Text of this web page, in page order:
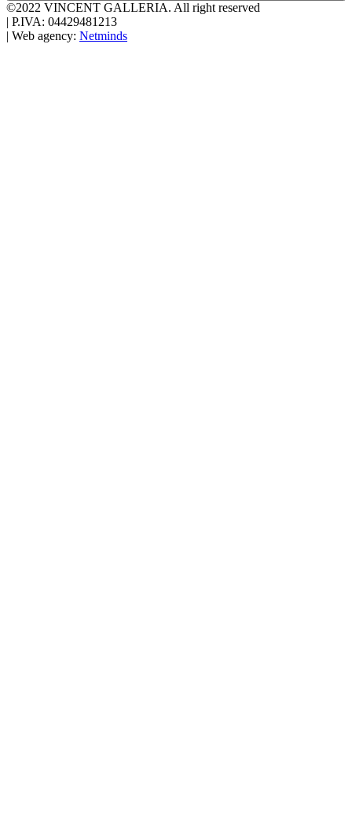
©2022 VINCENT GALLERIA. All right reserved
P.IVA: 04429481213
Web agency: Netminds